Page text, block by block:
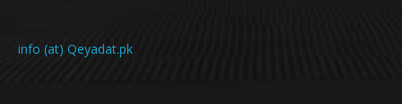
info (at) Qeyadat.pk